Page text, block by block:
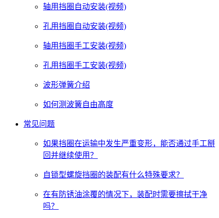
轴用挡圈自动安装(视频)
孔用挡圈自动安装(视频)
轴用挡圈手工安装(视频)
孔用挡圈手工安装(视频)
波形弹簧介绍
如何测波簧自由高度
常见问题
如果挡圈在运输中发生严重变形，能否通过手工掰
回并继续使用？
自锁型螺旋挡圈的装配有什么特殊要求？
在有防锈油涂覆的情况下，装配时需要擦拭干净
吗？